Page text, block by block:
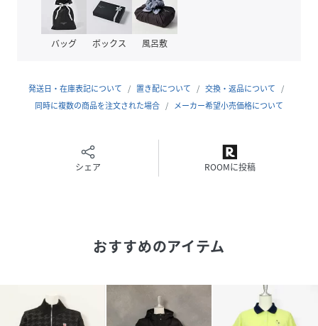
ポリエステル85％,ポリウレタン15％
サイズ 01(9号)、02(11号)、03(13号)
品番
MN0580_C419806
(C419806-029-01 MN0580)
バッグ ボックス 風呂敷
発送日・在庫表記について 置き配について
交換・返品について
同時に複数の商品を注文された場合
メーカー希望小売価格について
シェア ROOMに投稿
おすすめのアイテム